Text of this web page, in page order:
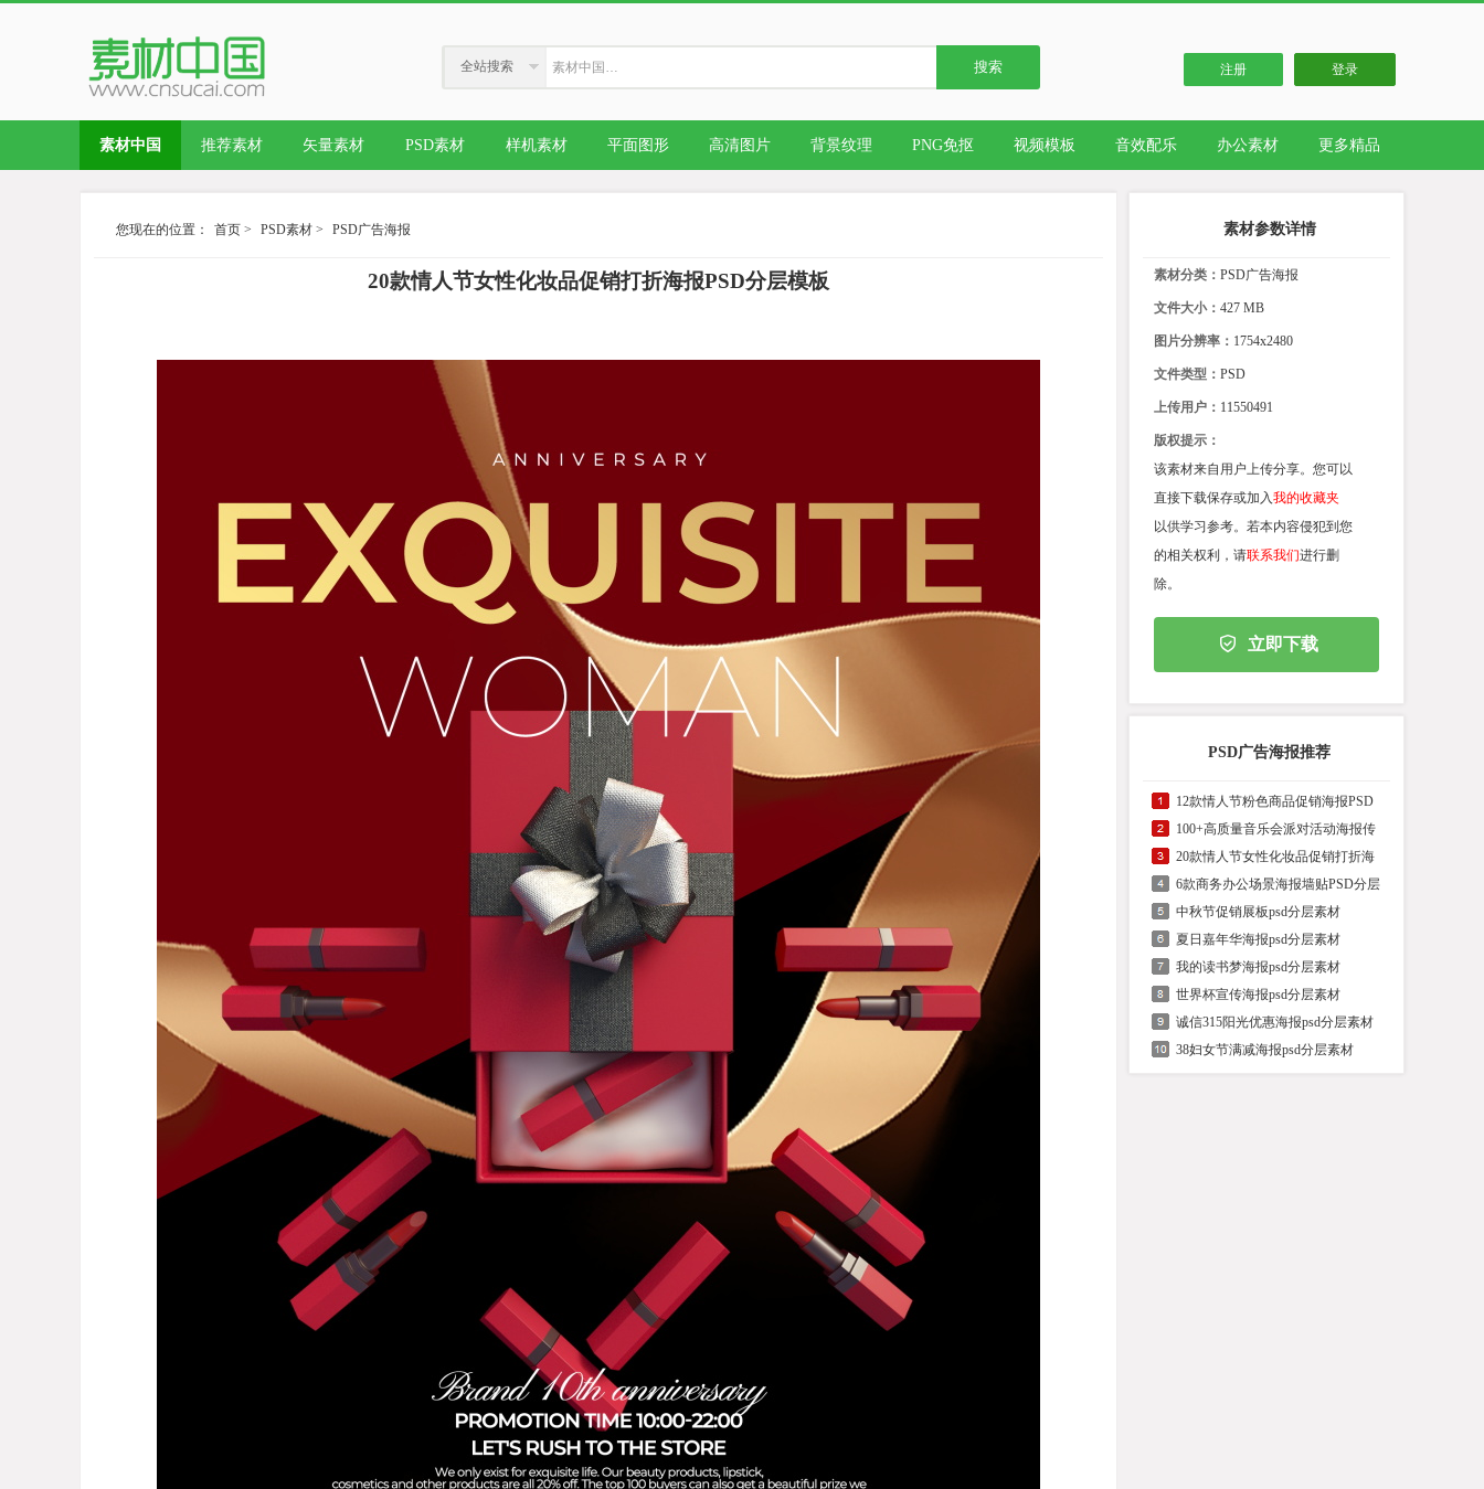
全站搜索 搜索 注册 登录
素材中国 推荐素材 矢量素材 PSD素材 样机素材 平面图形 高清图片 背景纹理 PNG免抠 视频模板 音效配乐 办公素材 更多精品
您现在的位置： 首页 > PSD素材 > PSD广告海报
20款情人节女性化妆品促销打折海报PSD分层模板
素材参数详情
素材分类： PSD广告海报
文件大小： 427 MB
图片分辨率： 1754x2480
文件类型： PSD
上传用户： 11550491
版权提示：
该素材来自用户上传分享。您可以
直接下载保存或加入我的收藏夹
以供学习参考。若本内容侵犯到您
的相关权利，请联系我们进行删
除。
立即下载
PSD广告海报推荐
12款情人节粉色商品促销海报PSD
100+高质量音乐会派对活动海报传
20款情人节女性化妆品促销打折海
6款商务办公场景海报墙贴PSD分层
中秋节促销展板psd分层素材
夏日嘉年华海报psd分层素材
我的读书梦海报psd分层素材
世界杯宣传海报psd分层素材
诚信315阳光优惠海报psd分层素材
38妇女节满减海报psd分层素材